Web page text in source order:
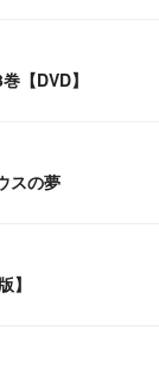
【DVD】
スの夢
】